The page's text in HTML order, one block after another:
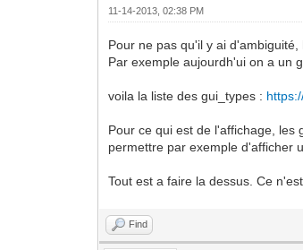
11-14-2013, 02:38 PM
Pour ne pas qu'il y ai
Par exemple aujourdh'ui on a un
voila la liste des gui_types :
Pour ce qui est de l'affichage, les
permettre par exemple d'afficher
Tout est a faire la dessus. Ce
Find